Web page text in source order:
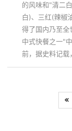
的风味和"清二
白)、三红(辣椒
得了国内乃至全
中式快餐之一"
前，据史料记载